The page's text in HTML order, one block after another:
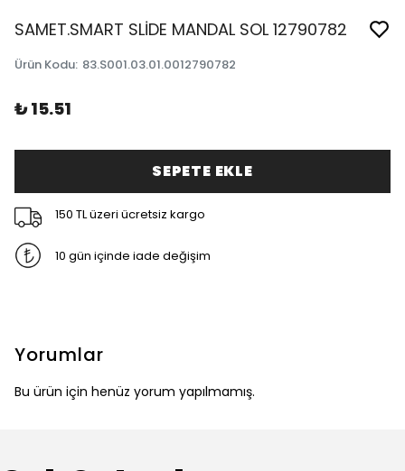
SAMET.SMART SLİDE MANDAL SOL 12790782
Ürün Kodu: 83.S001.03.01.0012790782
₺ 15.51
SEPETE EKLE
150 TL üzeri ücretsiz kargo
10 gün içinde iade değişim
Yorumlar
Bu ürün için henüz yorum yapılmamış.